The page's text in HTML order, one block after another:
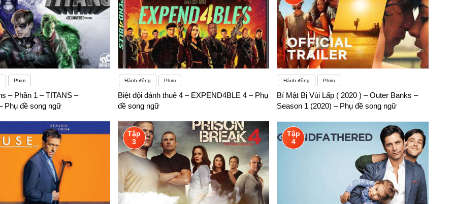
Phim
– Phần 1 – TITANS –
Phụ đề song ngữ
Hành động Phim
Biệt đội đánh thuê 4 – EXPEND4BLE 4 – Phụ
đề song ngữ
Hành động Phim
Bí Mật Bị Vùi Lấp ( 2020 ) – Outer Banks –
Season 1 (2020) – Phụ đề song ngữ
Tập
3
Tập
4